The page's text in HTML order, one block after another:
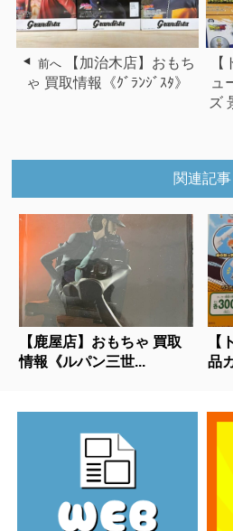
前へ
【加治木店】おもち
ゃ 買取情報《ｸﾞﾗﾝｼﾞｽﾀ》
ュ
ズ
関連記事
【鹿屋店】おもちゃ 買取
情報《ルパン三世...
【
品